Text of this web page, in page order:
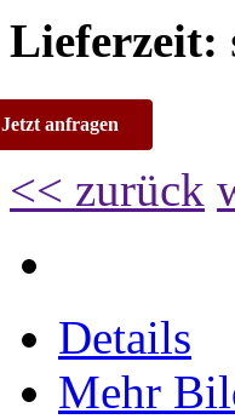
Lieferzeit:
Jetzt anfragen
<< zurück
Details
Mehr